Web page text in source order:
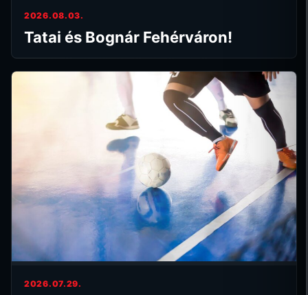
2026.08.03.
Tatai és Bognár Fehérváron!
2026.07.29.